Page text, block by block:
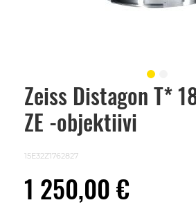
Zeiss Distagon T*
ZE -objektiivi
15E32Z1762827
1 250,00 €
Skip
beginning
images